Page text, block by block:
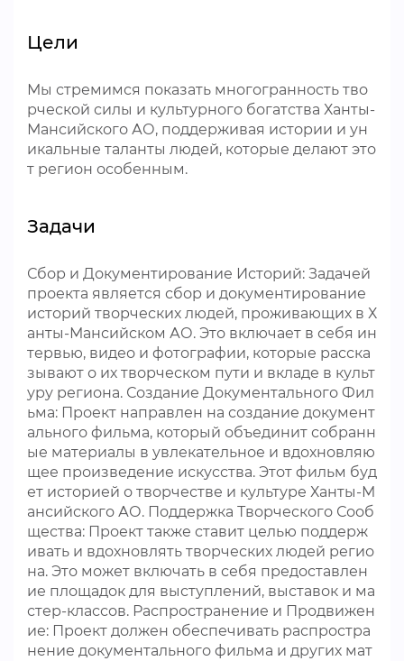
Цели
Мы стремимся показать многогранность тво
рческой силы и культурного богатства Ханты-
Мансийского АО, поддерживая истории и ун
икальные таланты людей, которые делают это
т регион особенным.
Задачи
Сбор и Документирование Историй: Задачей
проекта является сбор и документирование
историй творческих людей, проживающих в Х
анты-Мансийском АО. Это включает в себя ин
тервью, видео и фотографии, которые расска
зывают о их творческом пути и вкладе в культ
уру региона. Создание Документального Фил
ьма: Проект направлен на создание документ
ального фильма, который объединит собранн
ые материалы в увлекательное и вдохновляю
щее произведение искусства. Этот фильм буд
ет историей о творчестве и культуре Ханты-М
ансийского АО. Поддержка Творческого Сооб
щества: Проект также ставит целью поддерж
ивать и вдохновлять творческих людей регио
на. Это может включать в себя предоставлен
ие площадок для выступлений, выставок и ма
стер-классов. Распространение и Продвижен
ие: Проект должен обеспечивать распростра
нение документального фильма и других мат